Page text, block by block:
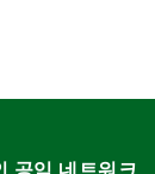
공익 네트워크